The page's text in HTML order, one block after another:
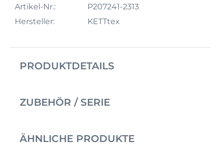
Artikel-Nr.:
P207241-2313
Hersteller:
KETTtex
PRODUKTDETAILS
ZUBEHÖR / SERIE
ÄHNLICHE PRODUKTE